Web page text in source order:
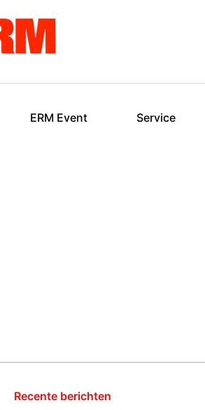
ERM Event Service
Recente berichten